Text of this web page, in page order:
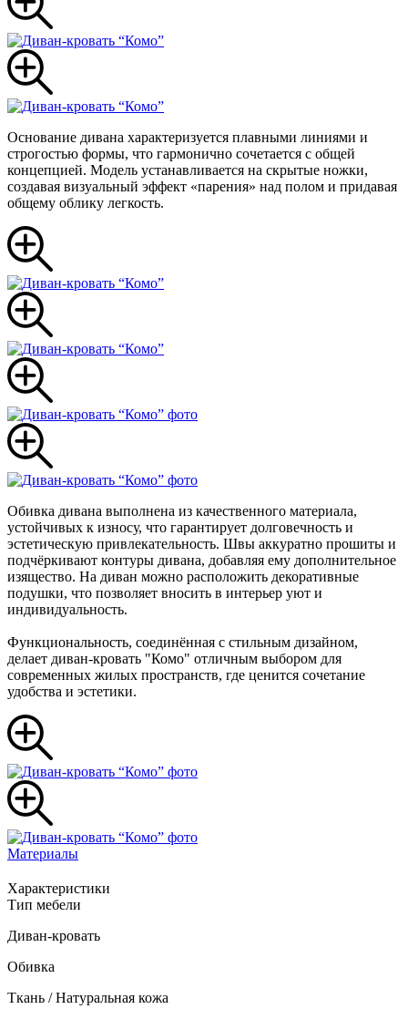
Основание дивана характеризуется плавными линиями и
строгостью формы, что гармонично сочетается с общей
концепцией. Модель устанавливается на скрытые ножки,
создавая визуальный эффект «парения» над полом и придавая
общему облику легкость.
Обивка дивана выполнена из качественного материалa,
устойчивых к износу, что гарантирует долговечность и
эстетическую привлекательность. Швы аккуратно прошиты и
подчёркивают контуры дивана, добавляя ему дополнительное
изящество. На диван можно расположить декоративные
подушки, что позволяет вносить в интерьер уют и
индивидуальность.
Функциональность, соединённая с стильным дизайном,
делает диван-кровать "Комо" отличным выбором для
современных жилых пространств, где ценится сочетание
удобства и эстетики.
Материалы
Характеристики
Тип мебели
Диван-кровать
Обивка
Ткань / Натуральная кожа